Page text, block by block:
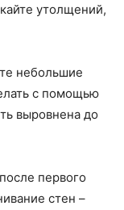
утолщений,
небольшие
с помощью
выровнена до
первого
стен –